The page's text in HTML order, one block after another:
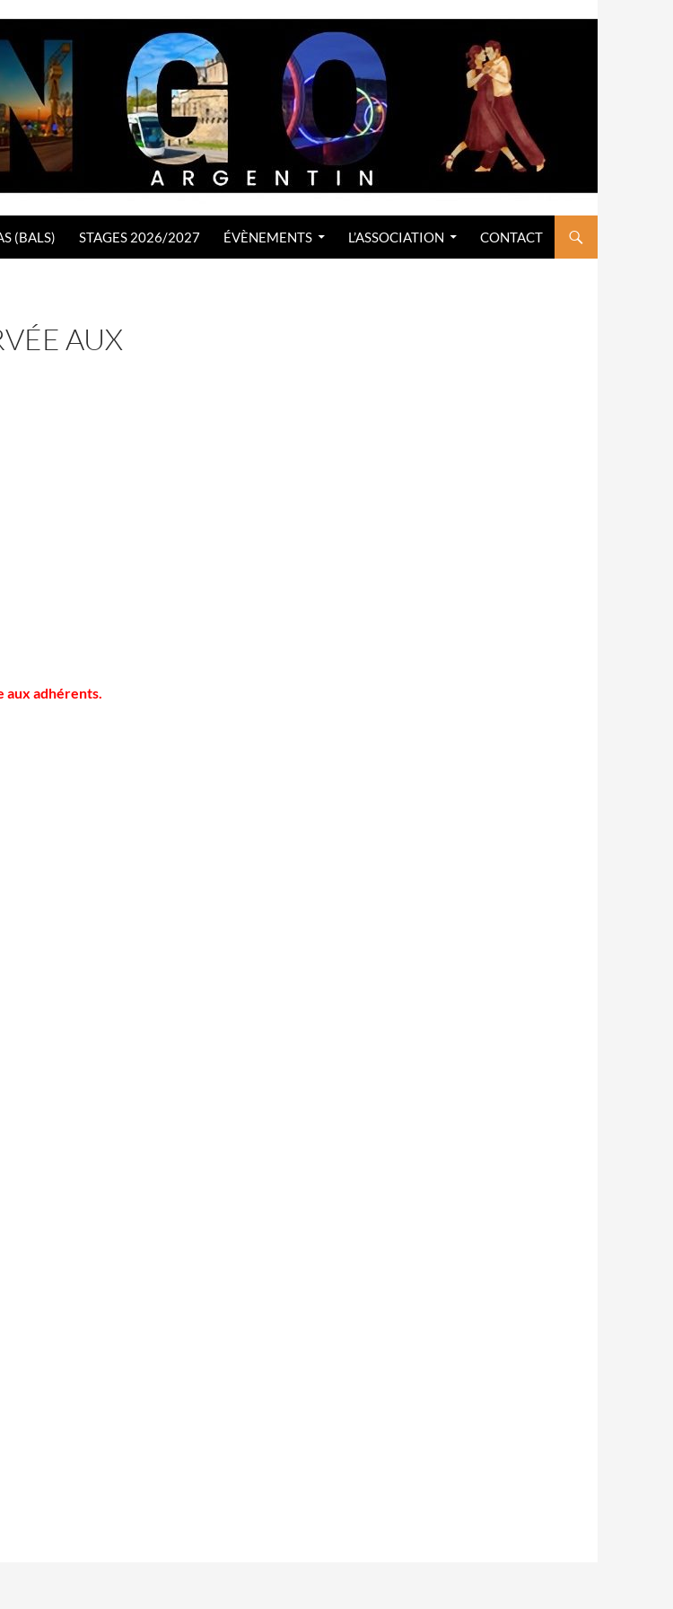
(BALS) STAGES 2026/2027 ÉVÈNEMENTS L’ASSOCIATION CONTACT
AUX
aux adhérents.